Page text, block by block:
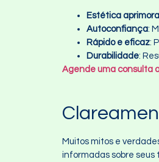
Estética
Autoconfiança:
Rápido e eficaz:
Durabilidade:
Agende uma consulta
Muitos mitos e
informadas sobre seus